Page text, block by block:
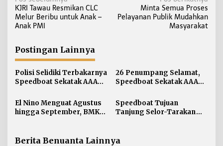
a
v
g
a
s
i
p
o
KJRI Tawau Resmikan CLC
Melur Beribu untuk Anak –
Anak PMI
Minta Semua Proses
Pelayanan Publik Mudahkan
Masyarakat
Postingan Lainnya
Polisi Selidiki Terbakarnya
Speedboat Sekatak AAA
Diduga dari Genset
26 Penumpang Selamat,
Speedboat Sekatak AAA
El Nino Menguat Agustus
hingga September, BMKG:
Speedboat Tujuan
Tanjung Selor-Tarakan
Berita Benuanta Lainnya